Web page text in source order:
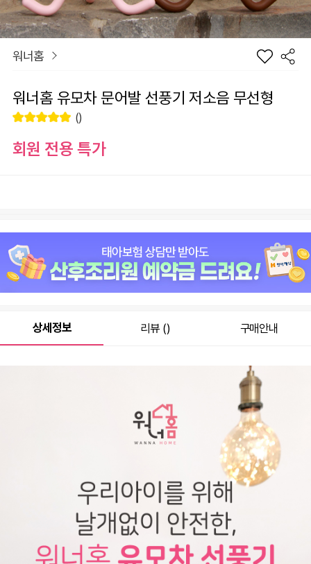
워너홈
워너홈 유모차 문어발 선풍기 저소음 무선형
()
회원 전용 특가
총 상품 금액 0원
바
니
선
하
기
상세정보 리뷰 () 구매안내